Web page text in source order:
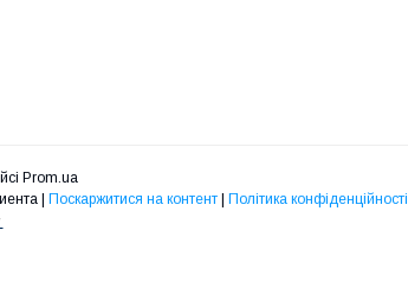
Prom.ua
Рехаб Эксперт - Медицинское Оборудование для Клиник и Реабилитации Пациента | Поскаржитися на контент | Політика конфіденційності